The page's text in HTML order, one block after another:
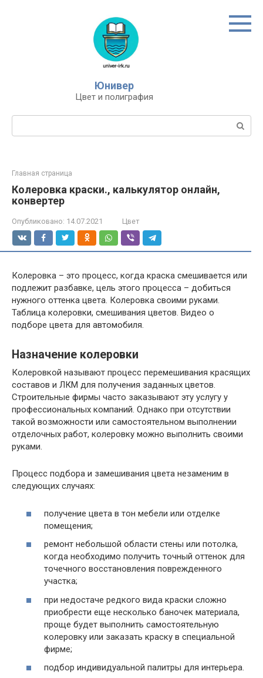
Юнивер
Цвет и полиграфия
Главная страница
Колеровка краски., калькулятор онлайн,
конвертер
Опубликовано: 14.07.2021 Цвет
Колеровка – это процесс, когда краска смешивается или
подлежит разбавке, цель этого процесса – добиться
нужного оттенка цвета. Колеровка своими руками.
Таблица колеровки, смешивания цветов. Видео о
подборе цвета для автомобиля.
Назначение колеровки
Колеровкой называют процесс перемешивания красящих
составов и ЛКМ для получения заданных цветов.
Строительные фирмы часто заказывают эту услугу у
профессиональных компаний. Однако при отсутствии
такой возможности или самостоятельном выполнении
отделочных работ, колеровку можно выполнить своими
руками.
Процесс подбора и замешивания цвета незаменим в
следующих случаях:
получение цвета в тон мебели или отделке
помещения;
ремонт небольшой области стены или потолка,
когда необходимо получить точный оттенок для
точечного восстановления поврежденного
участка;
при недостаче редкого вида краски сложно
приобрести еще несколько баночек материала,
проще будет выполнить самостоятельную
колеровку или заказать краску в специальной
фирме;
подбор индивидуальной палитры для интерьера.